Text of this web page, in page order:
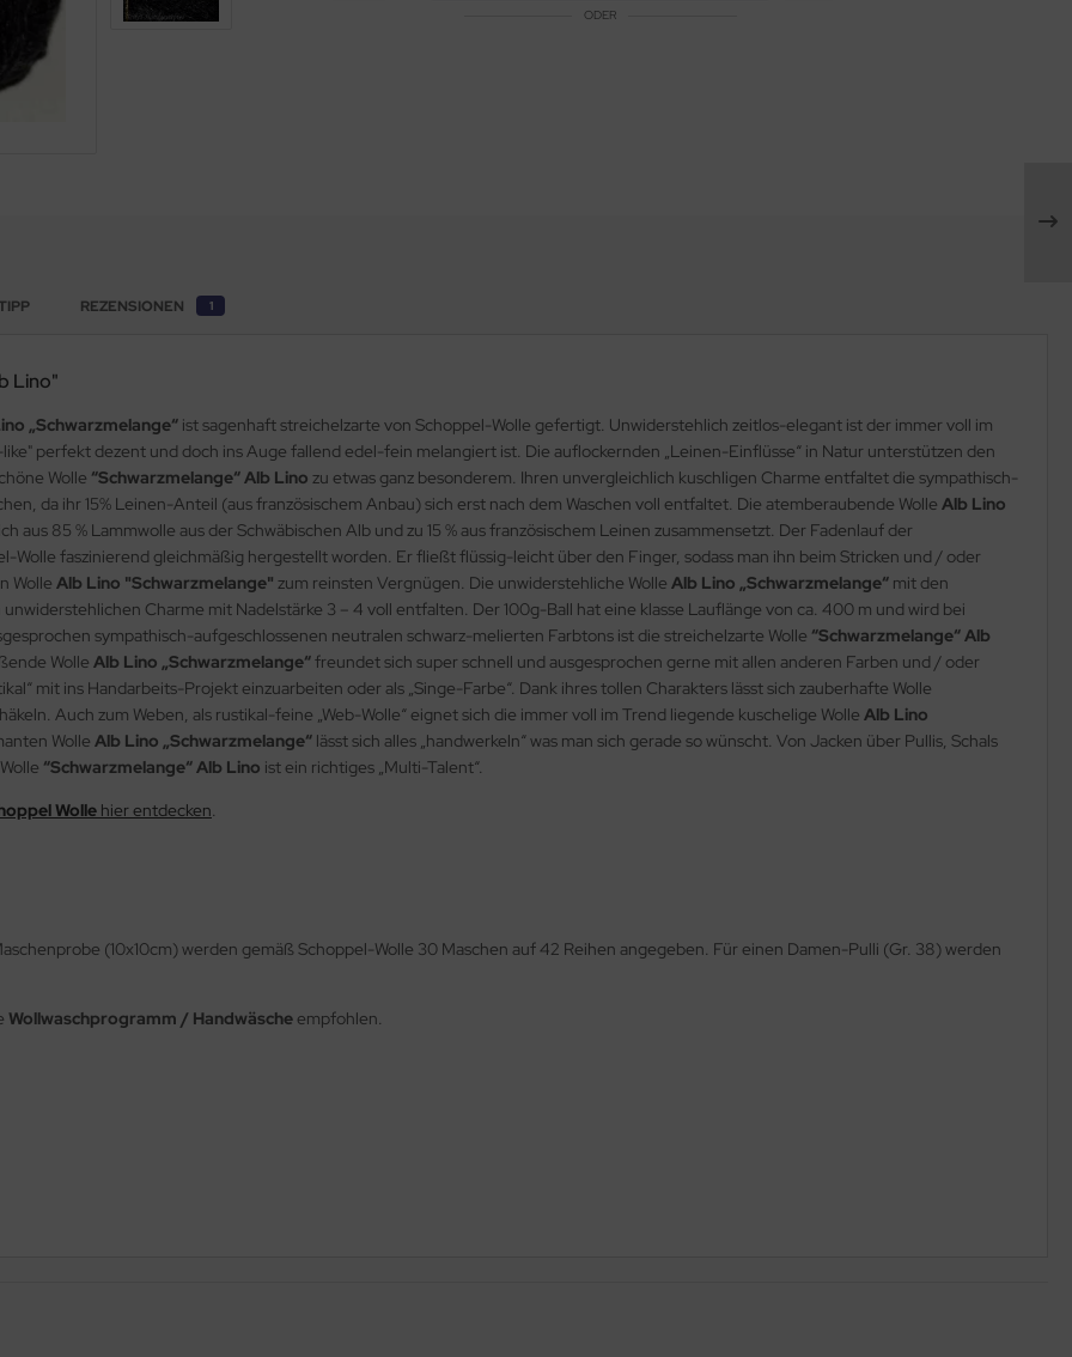
ODER
REZENSIONEN 1
Lino"
„Schwarzmelange“ ist sagenhaft streichelzarte von Schoppel-Wolle gefertigt. Unwiderstehlich zeitlos-elegant ist der immer voll im
perfekt dezent und doch ins Auge fallend edel-fein melangiert ist. Die auflockernden „Leinen-Einflüsse“ in Natur unterstützen den
Wolle “Schwarzmelange“ Alb Lino zu etwas ganz besonderem. Ihren unvergleichlich kuschligen Charme entfaltet die sympathisch-
da ihr 15% Leinen-Anteil (aus französischem Anbau) sich erst nach dem Waschen voll entfaltet. Die atemberaubende Wolle Alb Lino
aus 85 % Lammwolle aus der Schwäbischen Alb und zu 15 % aus französischem Leinen zusammensetzt. Der Fadenlauf der
Wolle faszinierend gleichmäßig hergestellt worden. Er fließt flüssig-leicht über den Finger, sodass man ihn beim Stricken und / oder
Wolle Alb Lino "Schwarzmelange" zum reinsten Vergnügen. Die unwiderstehliche Wolle Alb Lino „Schwarzmelange“ mit den
Charme mit Nadelstärke 3 – 4 voll entfalten. Der 100g-Ball hat eine klasse Lauflänge von ca. 400 m und wird bei
sympathisch-aufgeschlossenen neutralen schwarz-melierten Farbtons ist die streichelzarte Wolle “Schwarzmelange“ Alb
Wolle Alb Lino „Schwarzmelange“freundet sich super schnell und ausgesprochen gerne mit allen anderen Farben und / oder
mit ins Handarbeits-Projekt einzuarbeiten oder als „Singe-Farbe“. Dank ihres tollen Charakters lässt sich zauberhafte Wolle
Auch zum Weben, als rustikal-feine „Web-Wolle“ eignet sich die immer voll im Trend liegende kuschelige Wolle Alb Lino
Wolle Alb Lino „Schwarzmelange“ lässt sich alles „handwerkeln“ was man sich gerade so wünscht. Von Jacken über Pullis, Schals
“Schwarzmelange“ Alb Lino ist ein richtiges „Multi-Talent“.
Wolle hier entdecken
(10x10cm) werden gemäß Schoppel-Wolle 30 Maschen auf 42 Reihen angegeben. Für einen Damen-Pulli (Gr. 38) werden
Wollwaschprogramm / Handwäsche empfohlen.